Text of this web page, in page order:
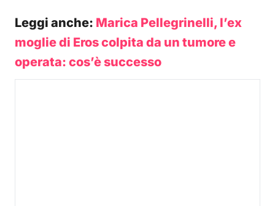
Leggi anche: Marica Pellegrinelli, l’ex
moglie di Eros colpita da un tumore e
operata: cos’è successo